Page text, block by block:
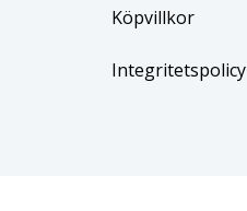
Köpvillkor
Integritetspolicy